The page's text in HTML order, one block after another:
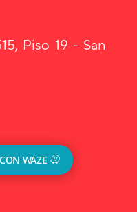
Piso 19 - San
WAZE